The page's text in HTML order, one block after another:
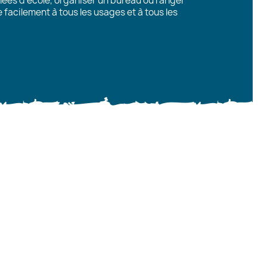
à tous les usages et à tous les